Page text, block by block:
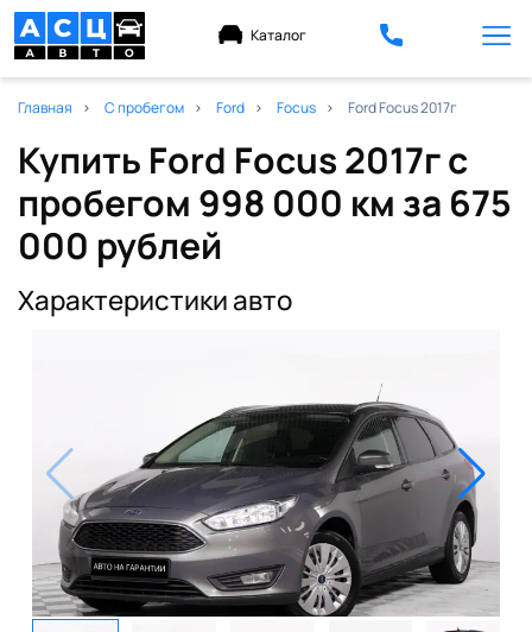
Каталог
Главная С пробегом Ford Focus Ford Focus 2017г
Купить Ford Focus 2017г с
пробегом 998 000 км за 675
000 рублей
Характеристики авто